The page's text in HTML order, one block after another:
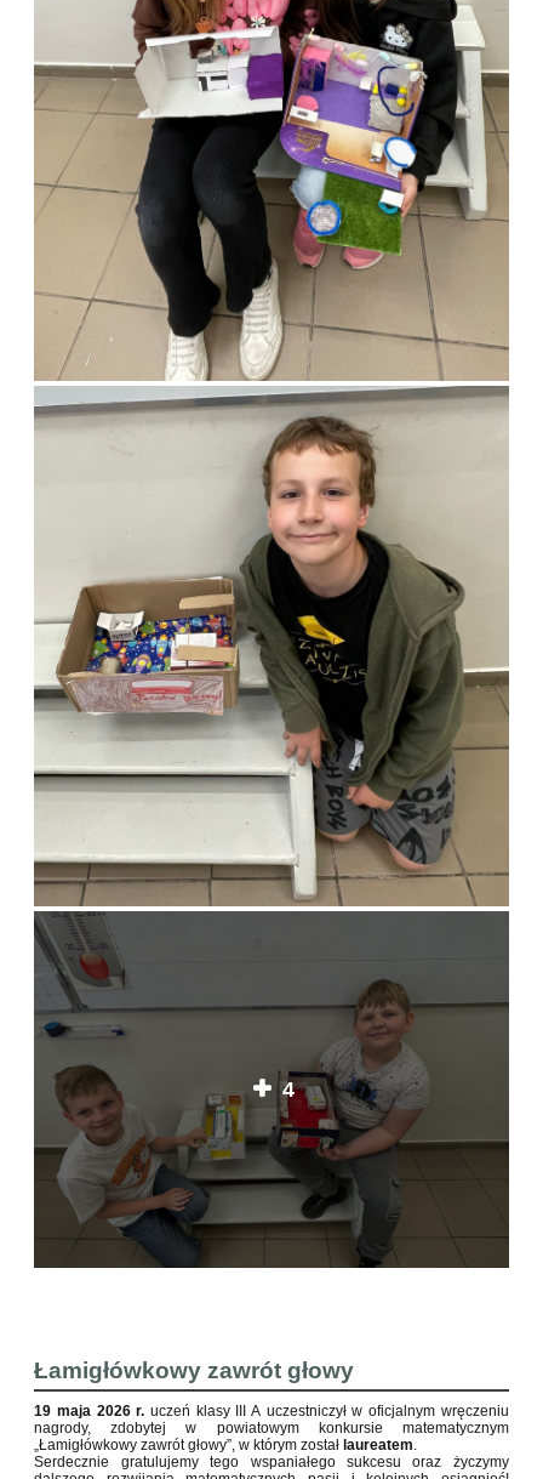
4
Łamigłówkowy zawrót głowy
19 maja 2026 r. uczeń klasy III A uczestniczył w oficjalnym wręczeniu
nagrody, zdobytej w powiatowym konkursie matematycznym
„Łamigłówkowy zawrót głowy”, w którym został laureatem.
Serdecznie gratulujemy tego wspaniałego sukcesu oraz życzymy